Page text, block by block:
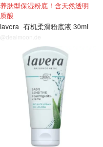
养肤型保湿粉底！含天然透明
质酸
lavera 有机柔滑粉底液 30ml
@dealmoon.de